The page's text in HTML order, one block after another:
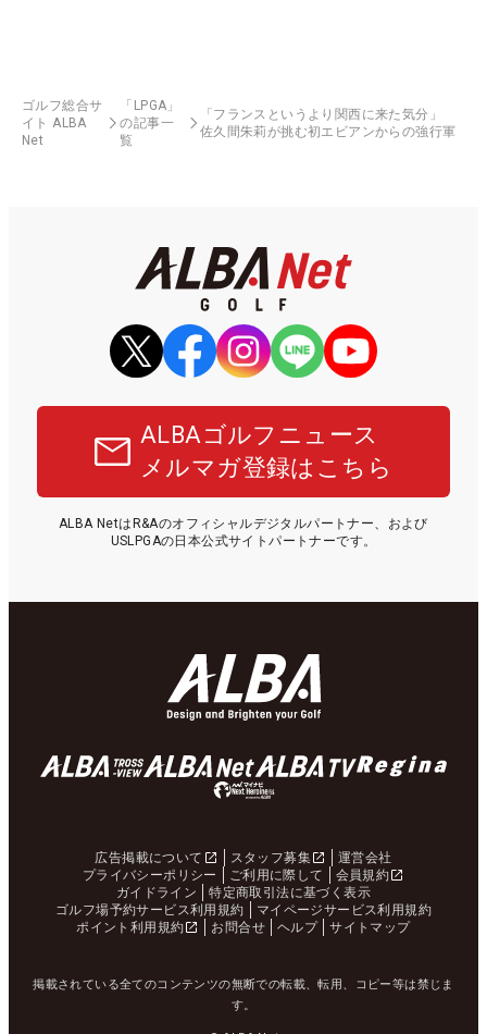
ゴルフ総合サ
イト ALBA
Net
「LPGA」
の記事一
覧
「フランスというより関西に来た気分」
佐久間朱莉が挑む初エビアンからの強行軍
ALBAゴルフニュース
メルマガ登録はこちら
ALBA NetはR&Aのオフィシャルデジタルパートナー、および
USLPGAの日本公式サイトパートナーです。
広告掲載について スタッフ募集
運営会社
プライバシーポリシー
ご利用に際して
会員規約
ガイドライン
特定商取引法に基づく表示
ゴルフ場予約サービス利用規約
マイページサービス利用規約
ポイント利用規約
お問合せ ヘルプ サイトマップ
掲載されている全てのコンテンツの無断での転載、転用、コピー等は禁じま
す。